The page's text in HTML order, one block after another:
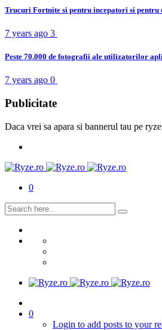
Trucuri Fortnite si pentru incepatori si pentru
7 years ago 3
Peste 70.000 de fotografii ale utilizatorilor
7 years ago 0
Publicitate
Daca vrei sa apara si bannerul tau pe
0
0
Login to add posts to your